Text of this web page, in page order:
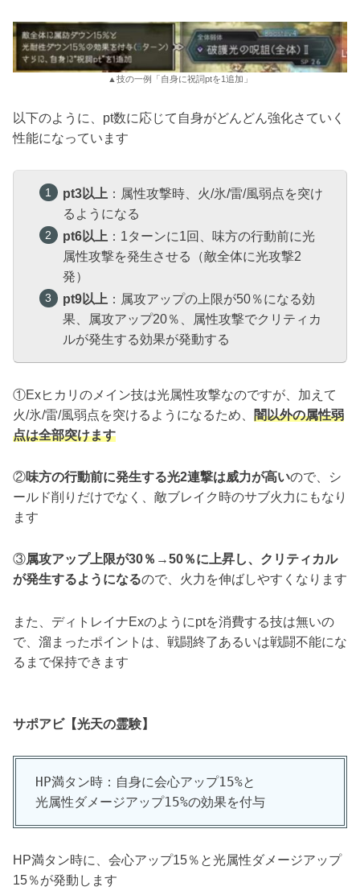
▲技の一例「自身に祝詞ptを1追加」
以下のように、pt数に応じて自身がどんどん強化さていく
性能になっています
pt3以上 ：属性攻撃時、火/氷/雷/風弱点を突け
るようになる
pt6以上 ：1ターンに1回、味方の行動前に光
属性攻撃を発生させる（敵全体に光攻撃2
発）
pt9以上 ：属攻アップの上限が50％になる効
果、属攻アップ20％、属性攻撃でクリティカ
ルが発生する効果が発動する
①Exヒカリのメイン技は光属性攻撃なのですが、加えて
火/氷/雷/風弱点を突けるようになるため、 闇以外の属性弱
点は全部突けます
②味方の行動前に発生する光2連撃は威力が高いので、シ
ールド削りだけでなく、敵ブレイク時のサブ火力にもなり
ます
③属攻アップ上限が30％→50％に上昇し、クリティカル
が発生するようになるので、火力を伸ばしやすくなります
また、ディトレイナExのようにptを消費する技は無いの
で、溜まったポイントは、戦闘終了あるいは戦闘不能にな
るまで保持できます
サポアビ【光天の霊験】
HP満タン時：自身に会心アップ15%と
光属性ダメージアップ15%の効果を付与
HP満タン時に、会心アップ15％と光属性ダメージアップ
15％が発動します